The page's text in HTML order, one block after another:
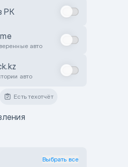
РК
авто
авто
Есть техотчёт
Выбрать все